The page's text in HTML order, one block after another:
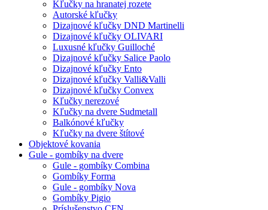
Kľučky na hranatej rozete
Autorské kľučky
Dizajnové kľučky DND Martinelli
Dizajnové kľučky OLIVARI
Luxusné kľučky Guilloché
Dizajnové kľučky Salice Paolo
Dizajnové kľučky Ento
Dizajnové kľučky Valli&Valli
Dizajnové kľučky Convex
Kľučky nerezové
Kľučky na dvere Sudmetall
Balkónové kľučky
Kľučky na dvere štítové
Objektové kovania
Gule - gombíky na dvere
Gule - gombíky Combina
Gombíky Forma
Gule - gombíky Nova
Gombíky Pigio